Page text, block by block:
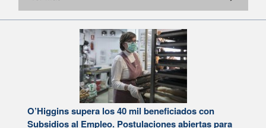
O’Higgins supera los 40 mil beneficiados con
Subsidios al Empleo. Postulaciones abiertas para